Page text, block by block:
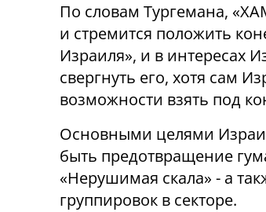
По словам Тургемана,
и стремится положить
Израиля», и в интересах
свергнуть его, хотя сам
возможности взять под
Основными целями
быть предотвращение
«Нерушимая скала» - а
группировок в секторе.